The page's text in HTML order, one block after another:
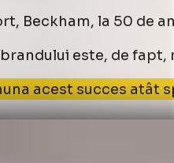
Beckham, la 50 de
este, de
acest succes atât